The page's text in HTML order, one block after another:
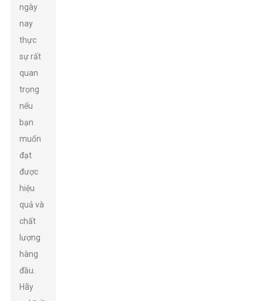
ngày
nay
thực
sự rất
quan
trọng
nếu
bạn
muốn
đạt
được
hiệu
quả và
chất
lượng
hàng
đầu.
Hãy